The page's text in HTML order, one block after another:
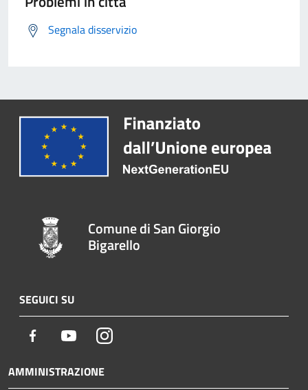
Segnala disservizio
Comune di San Giorgio
Bigarello
SEGUICI SU
Facebook YoutubeInstagram
AMMINISTRAZIONE